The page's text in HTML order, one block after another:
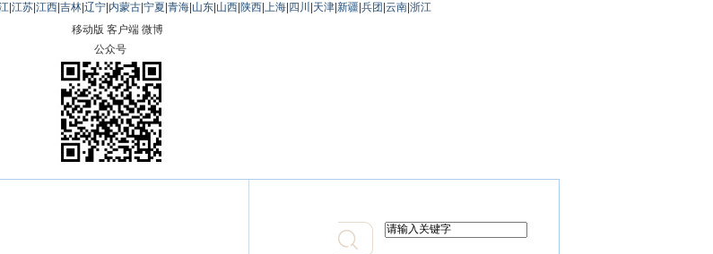
江苏 江西 吉林 辽宁 内蒙古 宁夏 青海 山东 山西 陕西 上海 四川 天津 新疆 兵团 云南 浙江
移动版 客户端 微博
公众号